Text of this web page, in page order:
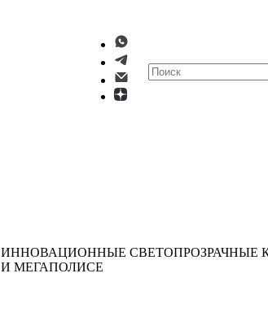
ИННОВАЦИОННЫЕ СВЕТОПРОЗРАЧНЫЕ
И МЕГАПОЛИСЕ